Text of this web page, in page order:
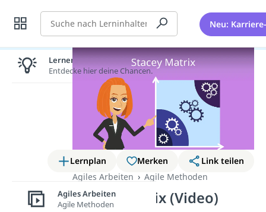
Suche Neu:
Lernplan Merken
Link teilen
Agiles Arbeiten
Agile Methoden
Stacey Matrix (Video)
Lernen lohnt sich!
Entdecke hier deine Chancen.
Agiles Arbeiten
Agile Methoden